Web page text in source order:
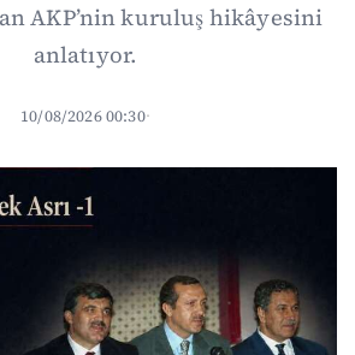
AKP’nin kuruluş hikâyesini
anlatıyor.
10/08/2026 00:30·